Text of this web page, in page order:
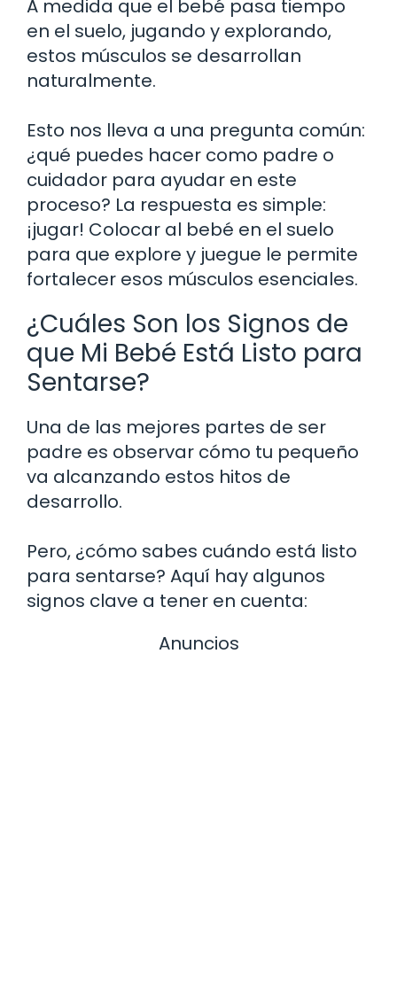
A medida que el bebé pasa tiempo
en el suelo, jugando y explorando,
estos músculos se desarrollan
naturalmente.
Esto nos lleva a una pregunta común:
¿qué puedes hacer como padre o
cuidador para ayudar en este
proceso? La respuesta es simple:
¡jugar! Colocar al bebé en el suelo
para que explore y juegue le permite
fortalecer esos músculos esenciales.
¿Cuáles Son los Signos de
que Mi Bebé Está Listo para
Sentarse?
Una de las mejores partes de ser
padre es observar cómo tu pequeño
va alcanzando estos hitos de
desarrollo.
Pero, ¿cómo sabes cuándo está listo
para sentarse? Aquí hay algunos
signos clave a tener en cuenta:
Anuncios